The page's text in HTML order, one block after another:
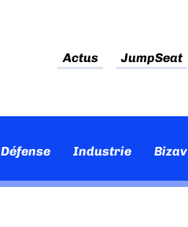
Actus JumpSeat
Défense Industrie Bizav